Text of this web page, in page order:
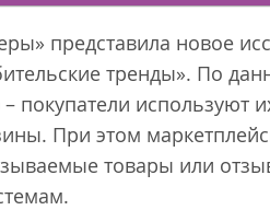
представила новое
тренды». По
– покупатели
При этом
товары или